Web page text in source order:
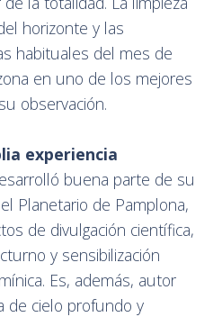
horizonte y las
habituales del mes de
en uno de los mejores
observación.
experiencia
buena parte de su
Planetario de Pamplona,
de divulgación científica,
y sensibilización
Es, además, autor
de cielo profundo y